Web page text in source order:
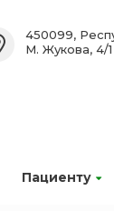
Пациенту
450099,
М. Жукова, 4/1